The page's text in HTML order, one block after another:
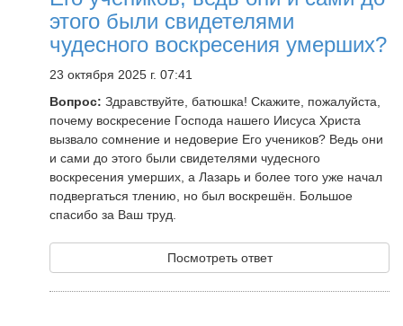
этого были свидетелями
чудесного воскресения умерших?
23 октября 2025 г. 07:41
Вопрос: Здравствуйте, батюшка! Скажите, пожалуйста,
почему воскресение Господа нашего Иисуса Христа
вызвало сомнение и недоверие Его учеников? Ведь они
и сами до этого были свидетелями чудесного
воскресения умерших, а Лазарь и более того уже начал
подвергаться тлению, но был воскрешён. Большое
спасибо за Ваш труд.
Посмотреть ответ